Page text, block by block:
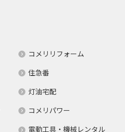
コメリリフォーム
住急番
灯油宅配
コメリパワー
電動工具・機械レンタル